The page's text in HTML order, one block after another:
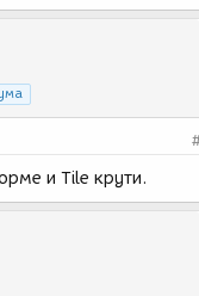
и Tile крути.